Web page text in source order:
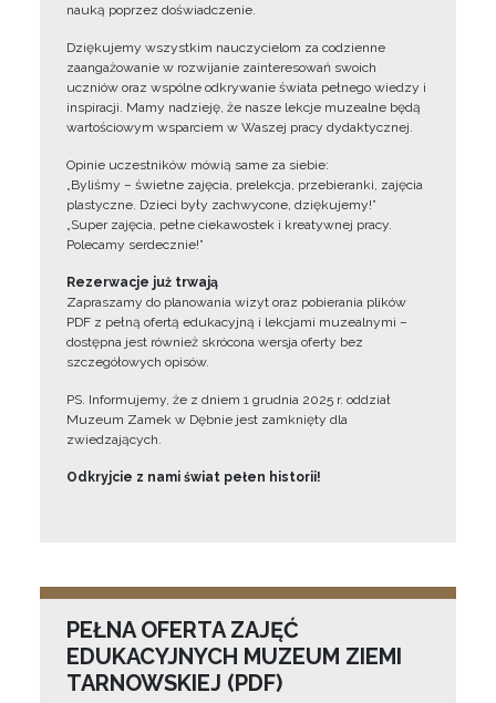
nauką poprzez doświadczenie.
Dziękujemy wszystkim nauczycielom za codzienne
zaangażowanie w rozwijanie zainteresowań swoich
uczniów oraz wspólne odkrywanie świata pełnego wiedzy i
inspiracji. Mamy nadzieję, że nasze lekcje muzealne będą
wartościowym wsparciem w Waszej pracy dydaktycznej.
Opinie uczestników mówią same za siebie:
„Byliśmy – świetne zajęcia, prelekcja, przebieranki, zajęcia
plastyczne. Dzieci były zachwycone, dziękujemy!”
„Super zajęcia, pełne ciekawostek i kreatywnej pracy.
Polecamy serdecznie!”
Rezerwacje już trwają
Zapraszamy do planowania wizyt oraz pobierania plików
PDF z pełną ofertą edukacyjną i lekcjami muzealnymi –
dostępna jest również skrócona wersja oferty bez
szczegółowych opisów.
PS. Informujemy, że z dniem 1 grudnia 2025 r. oddział
Muzeum Zamek w Dębnie jest zamknięty dla
zwiedzających.
Odkryjcie z nami świat pełen historii!
PEŁNA OFERTA ZAJĘĆ
EDUKACYJNYCH MUZEUM ZIEMI
TARNOWSKIEJ (PDF)